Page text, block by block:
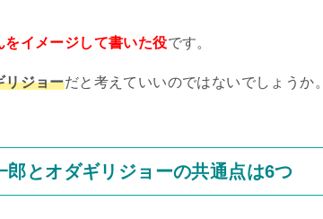
をイメージして書いた役です。
リジョーだと考えていいのではないでしょうか。
郎とオダギリジョーの共通点は6つ